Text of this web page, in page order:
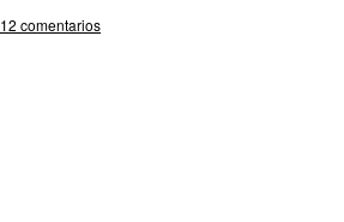
12 comentarios